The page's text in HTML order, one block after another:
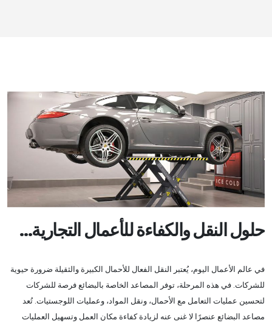
حلول النقل والكفاءة للأعمال التجارية…
في عالم الأعمال اليوم، يُعتبر النقل الفعال للأحمال الكبيرة والثقيلة ضرورة حيوية
للشركات. في هذه المرحلة، توفر المصاعد الخاصة بالبضائع فرصة للشركات
لتحسين عمليات التعامل مع الأحمال، ونقل المواد، وعمليات اللوجستيات. تُعد
مصاعد البضائع عنصرًا لا غنى عنه لزيادة كفاءة مكان العمل وتسهيل العمليات